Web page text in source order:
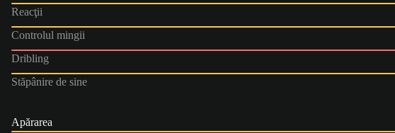
Reacţii
Controlul mingii
Dribling
Stăpânire de sine
Apărarea